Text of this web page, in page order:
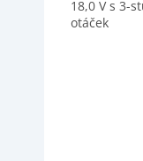
18,0 V s 3-
otáček